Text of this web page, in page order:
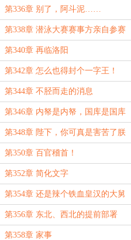
第336章 别了，阿斗泥……
第338章 潜泳大赛赛事方亲自参赛
第340章 再临洛阳
第342章 怎么也得封个一字王！
第344章 不胫而走的消息
第346章 内帑是内帑，国库是国库
第348章 陛下，你可真是害苦了朕
啊
第350章 百官稽首！
第352章 简化文字
第354章 还是辣个铁血皇汉的大舅
哥
第356章 东北、西北的提前部署
第358章 家事